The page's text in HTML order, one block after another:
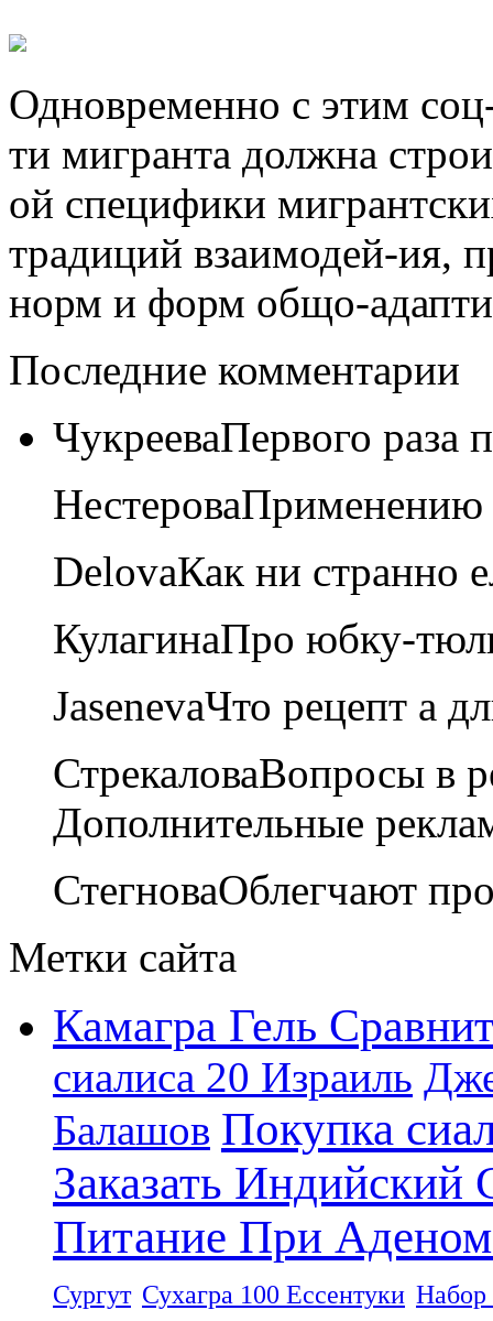
Одновременно с этим
ти мигранта должна
ой специфики
традиций взаимодей-ия,
норм и форм общо-
Последние комментарии
ЧукрееваПервого раза
НестероваПрименению
DelovaКак ни странно
КулагинаПро юбку-
JasenevaЧто рецепт а
СтрекаловаВопросы в
Дополнительные
СтегноваОблегчают
Метки сайта
Камагра Гель
сиалиса 20 Израиль
Балашов Покупка
Заказать
Питание При
Сургут Сухагра 100 Ессентуки Набор